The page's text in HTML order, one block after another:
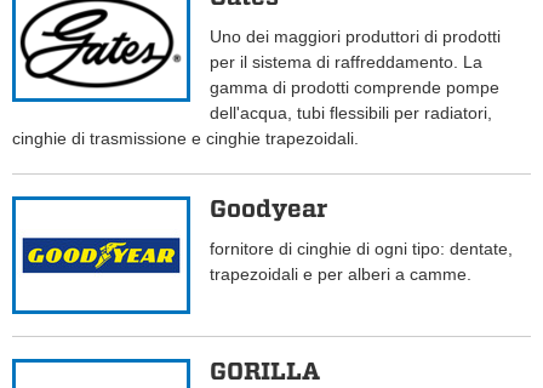
Uno dei maggiori produttori di prodotti
per il sistema di raffreddamento. La
gamma di prodotti comprende pompe
dell'acqua, tubi flessibili per radiatori,
cinghie di trasmissione e cinghie trapezoidali.
Goodyear
fornitore di cinghie di ogni tipo: dentate,
trapezoidali e per alberi a camme.
GORILLA